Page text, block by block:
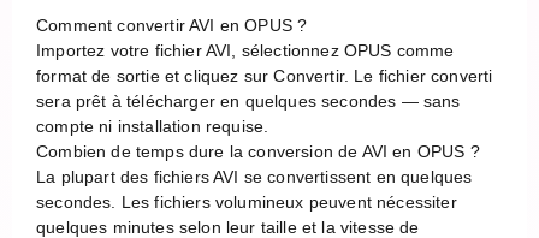
Comment convertir AVI en OPUS ?
Importez votre fichier AVI, sélectionnez OPUS comme
format de sortie et cliquez sur Convertir. Le fichier converti
sera prêt à télécharger en quelques secondes — sans
compte ni installation requise.
Combien de temps dure la conversion de AVI en OPUS ?
La plupart des fichiers AVI se convertissent en quelques
secondes. Les fichiers volumineux peuvent nécessiter
quelques minutes selon leur taille et la vitesse de